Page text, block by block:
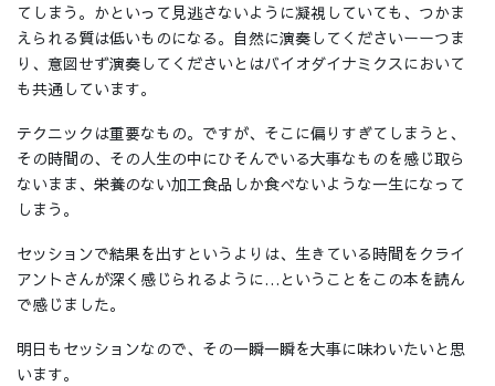
てしまう。かといって見逃さないように凝視していても、つかま
えられる質は低いものになる。自然に演奏してくださいーーつま
り、意図せず演奏してくださいとはバイオダイナミクスにおいて
も共通しています。
テクニックは重要なもの。ですが、そこに偏りすぎてしまうと、
その時間の、その人生の中にひそんでいる大事なものを感じ取ら
ないまま、栄養のない加工食品しか食べないような一生になって
しまう。
セッションで結果を出すというよりは、生きている時間をクライ
アントさんが深く感じられるように…ということをこの本を読ん
で感じました。
明日もセッションなので、その一瞬一瞬を大事に味わいたいと思
います。